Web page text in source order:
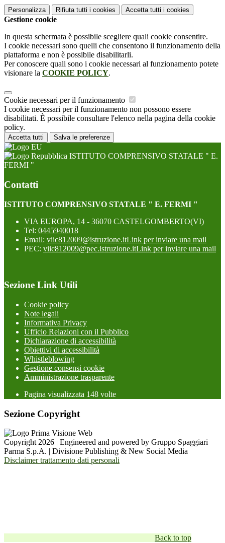
Personalizza Rifiuta tutti i cookies Accetta tutti i cookies
Gestione cookie
In questa schermata è possibile scegliere quali cookie consentire.
I cookie necessari sono quelli che consentono il funzionamento della
piattaforma e non è possibile disabilitarli.
Per conoscere quali sono i cookie necessari al funzionamento potete
visionare la COOKIE POLICY.
Cookie necessari per il funzionamento
I cookie necessari per il funzionamento non possono essere
disabilitati. È possibile consultare l'elenco nella pagina della cookie
policy.
Accetta tutti Salva le preferenze
ISTITUTO COMPRENSIVO STATALE " E.
FERMI "
Contatti
ISTITUTO COMPRENSIVO STATALE " E. FERMI "
VIA EUROPA, 14 - 36070 CASTELGOMBERTO(VI)
Tel: 0445940018
Email: viic812009@istruzione.itLink per inviare una mail
PEC: viic812009@pec.istruzione.itLink per inviare una mail
Sezione Link Utili
Cookie policy
Note legali
Informativa Privacy
Ufficio Relazioni con il Pubblico
Dichiarazione di accessibilità
Obiettivi di accessibilità
Whistleblowing
Gestione consensi cookie
Amministrazione trasparente
Pagina visualizzata 148 volte
Sezione Copyright
Copyright 2026 | Engineered and powered by Gruppo Spaggiari
Parma S.p.A. | Divisione Publishing & New Social Media
Disclaimer trattamento dati personali
Back to top